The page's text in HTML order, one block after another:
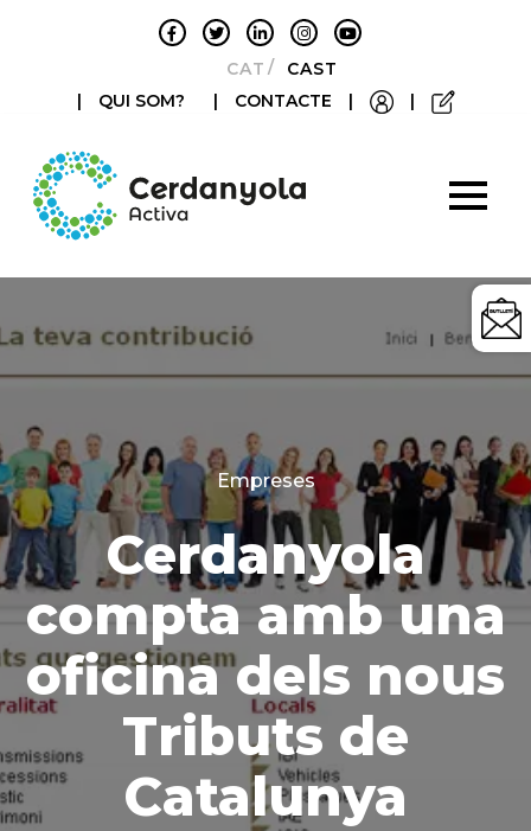
CATALÀCASTELLANO
|
QUI SOM? | CONTACTE | |
Categories
Empreses
Cerdanyola
compta amb una
oficina dels nous
Tributs de
Catalunya